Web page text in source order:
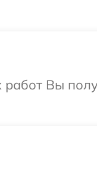
работ Вы